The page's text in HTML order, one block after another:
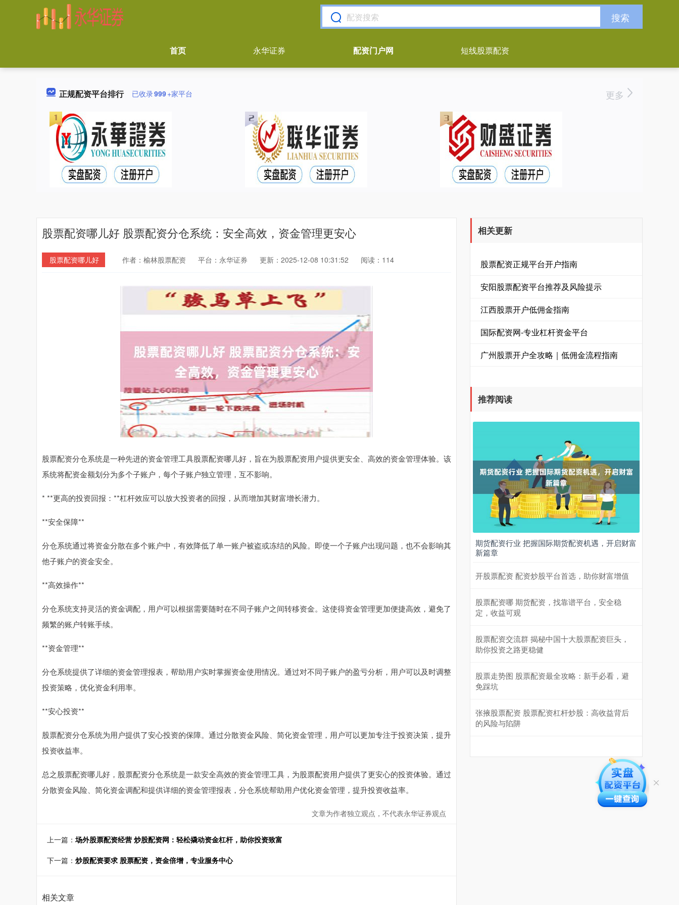
搜索
首页 永华证券 配资门户网 短线股票配资
正规配资平台排行 已收录999+家平台 更多
股票配资哪儿好 股票配资分仓系统：安全高效，资金管理更安心
股票配资哪儿好 作者：榆林股票配资 平台：永华证券 更新：2025-12-08 10:31:52 阅读：114
股票配资分仓系统是一种先进的资金管理工具股票配资哪儿好，旨在为股票配资用户提供更安全、高效的资金管理体验。该
系统将配资金额划分为多个子账户，每个子账户独立管理，互不影响。
* **更高的投资回报：**杠杆效应可以放大投资者的回报，从而增加其财富增长潜力。
**安全保障**
分仓系统通过将资金分散在多个账户中，有效降低了单一账户被盗或冻结的风险。即使一个子账户出现问题，也不会影响其
他子账户的资金安全。
**高效操作**
分仓系统支持灵活的资金调配，用户可以根据需要随时在不同子账户之间转移资金。这使得资金管理更加便捷高效，避免了
频繁的账户转账手续。
**资金管理**
分仓系统提供了详细的资金管理报表，帮助用户实时掌握资金使用情况。通过对不同子账户的盈亏分析，用户可以及时调整
投资策略，优化资金利用率。
**安心投资**
股票配资分仓系统为用户提供了安心投资的保障。通过分散资金风险、简化资金管理，用户可以更加专注于投资决策，提升
投资收益率。
总之股票配资哪儿好，股票配资分仓系统是一款安全高效的资金管理工具，为股票配资用户提供了更安心的投资体验。通过
分散资金风险、简化资金调配和提供详细的资金管理报表，分仓系统帮助用户优化资金管理，提升投资收益率。
文章为作者独立观点，不代表永华证券观点
上一篇：场外股票配资经营 炒股配资网：轻松撬动资金杠杆，助你投资致富
下一篇： 炒股配资要求 股票配资，资金倍增，专业服务中心
相关文章
相关更新
股票配资正规平台开户指南
安阳股票配资平台推荐及风险提示
江西股票开户低佣金指南
国际配资网-专业杠杆资金平台
广州股票开户全攻略｜低佣金流程指南
推荐阅读
期货配资行业 把握国际期货配资机遇，开启财富
新篇章
开股票配资 配资炒股平台首选，助你财富增值
股票配资哪 期货配资，找靠谱平台，安全稳
定，收益可观
股票配资交流群 揭秘中国十大股票配资巨头，
助你投资之路更稳健
股票走势图 股票配资最全攻略：新手必看，避
免踩坑
张掖股票配资 股票配资杠杆炒股：高收益背后
的风险与陷阱